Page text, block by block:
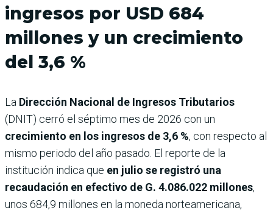
ingresos por USD 684
millones y un crecimiento
del 3,6 %
La Dirección Nacional de Ingresos Tributarios
(DNIT) cerró el séptimo mes de 2026 con un
crecimiento en los ingresos de 3,6 %, con respecto al
mismo periodo del año pasado. El reporte de la
institución indica que en julio se registró una
recaudación en efectivo de G. 4.086.022 millones,
unos 684,9 millones en la moneda norteamericana,